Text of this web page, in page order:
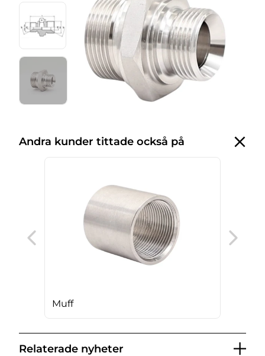
Andra kunder tittade också på
Muff
Relaterade nyheter